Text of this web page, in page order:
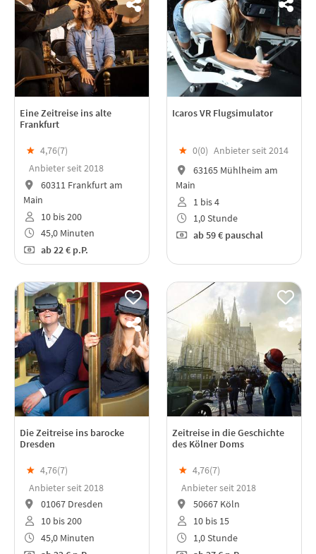
Eine Zeitreise ins alte
Frankfurt
★ 4,76(7)
Anbieter seit 2018
60311 Frankfurt am
Main
10 bis 200
45,0 Minuten
ab22 € p.P.
Icaros VR Flugsimulator
★ 0(0) Anbieter seit 2014
63165 Mühlheim am
Main
1 bis 4
1,0 Stunde
ab59 € pauschal
Die Zeitreise ins barocke
Dresden
★ 4,76(7)
Anbieter seit 2018
01067 Dresden
10 bis 200
45,0 Minuten
Zeitreise in die Geschichte
des Kölner Doms
★ 4,76(7)
Anbieter seit 2018
50667 Köln
10 bis 15
1,0 Stunde